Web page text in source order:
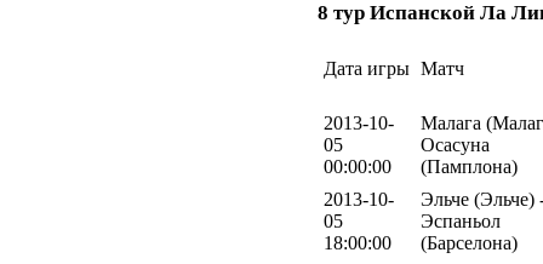
8 тур Испанской Ла
Дата игры Матч
2013-10-
05
00:00:00
Малага
Осасуна
(Памплона)
2013-10-
05
18:00:00
Эльче (Эльче)
Эспаньол
(Барселона)